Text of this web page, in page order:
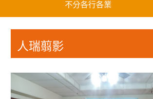
不分各行各業
人瑞翦影